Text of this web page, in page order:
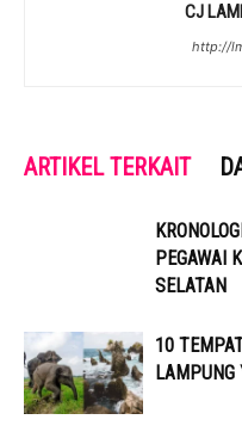
CJ
http://
ARTIKEL TERKAIT
PEGAWAI
SELATAN
10
LAMPUNG